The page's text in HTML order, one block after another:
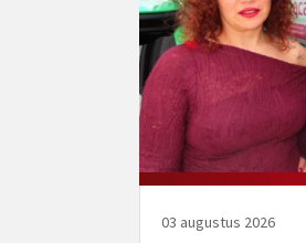
03 augustus 2026